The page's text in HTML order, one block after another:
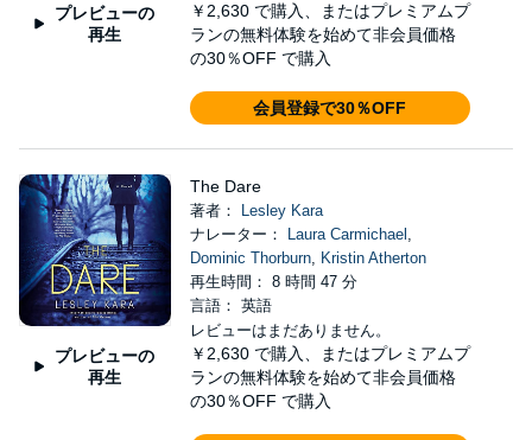
プレビューの
再生
￥2,630 で購入、またはプレミアムプ
ランの無料体験を始めて非会員価格
の30％OFF で購入
会員登録で30％OFF
プレビューの
再生
The Dare
著者：
Lesley Kara
ナレーター：
Laura Carmichael ,
Dominic Thorburn, Kristin Atherton
再生時間： 8 時間 47 分
言語： 英語
レビューはまだありません。
￥2,630 で購入、またはプレミアムプ
ランの無料体験を始めて非会員価格
の30％OFF で購入